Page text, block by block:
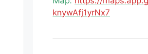
knywAfj1yrNx7